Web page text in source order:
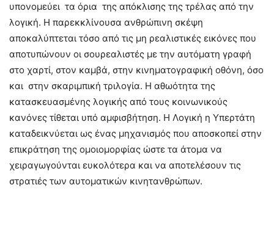
υπονομεύει τα όρια της απόκλισης της τρέλας από την
λογική. Η παρεκκλίνουσα ανθρώπινη σκέψη
αποκαλύπτεται τόσο από τις μη ρεαλιστικές εικόνες που
αποτυπώνουν οι σουρεαλιστές με την αυτόματη γραφή
στο χαρτί, στον καμβά, στην κινηματογραφική οθόνη, όσο
και στην σκαριμπική τριλογία. Η αθωότητα της
κατασκευασμένης λογικής από τους κοινωνικούς
κανόνες τίθεται υπό αμφισβήτηση. Η Λογική η Υπερτάτη
καταδεικνύεται ως ένας μηχανισμός που αποσκοπεί στην
επικράτηση της ομοιομορφίας ώστε τα άτομα να
χειραγωγούνται ευκολότερα και να αποτελέσουν τις
στρατιές των αυτοματικών κινητανθρώπων.